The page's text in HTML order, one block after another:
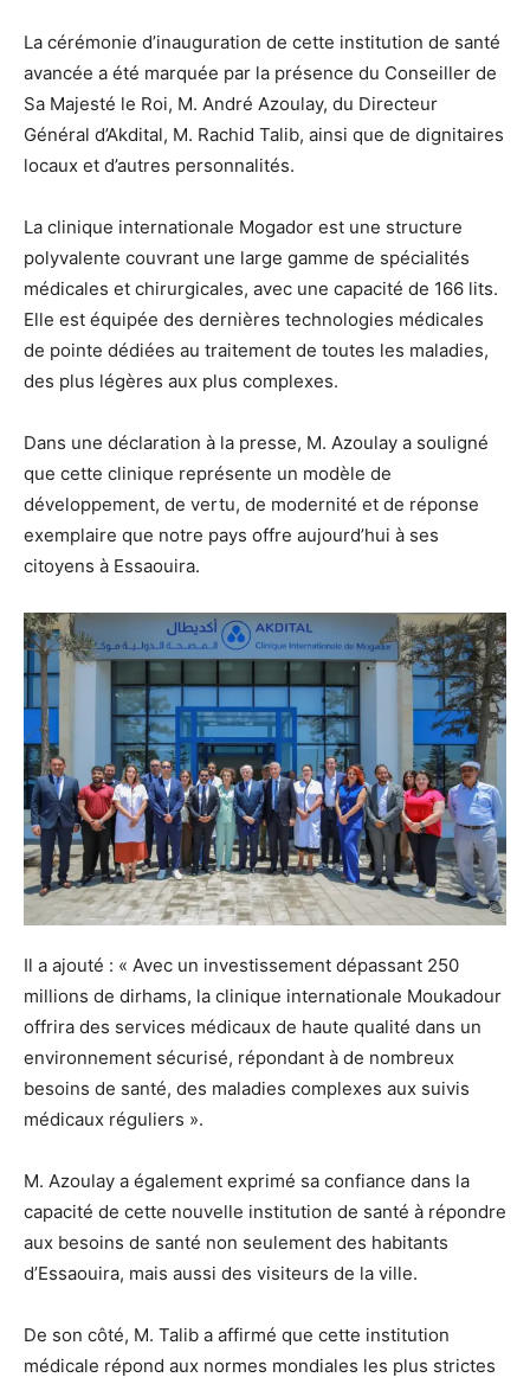
La cérémonie d’inauguration de cette institution de santé
avancée a été marquée par la présence du Conseiller de
Sa Majesté le Roi, M. André Azoulay, du Directeur
Général d’Akdital, M. Rachid Talib, ainsi que de dignitaires
locaux et d’autres personnalités.
La clinique internationale Mogador est une structure
polyvalente couvrant une large gamme de spécialités
médicales et chirurgicales, avec une capacité de 166 lits.
Elle est équipée des dernières technologies médicales
de pointe dédiées au traitement de toutes les maladies,
des plus légères aux plus complexes.
Dans une déclaration à la presse, M. Azoulay a souligné
que cette clinique représente un modèle de
développement, de vertu, de modernité et de réponse
exemplaire que notre pays offre aujourd’hui à ses
citoyens à Essaouira.
Il a ajouté : « Avec un investissement dépassant 250
millions de dirhams, la clinique internationale Moukadour
offrira des services médicaux de haute qualité dans un
environnement sécurisé, répondant à de nombreux
besoins de santé, des maladies complexes aux suivis
médicaux réguliers ».
M. Azoulay a également exprimé sa confiance dans la
capacité de cette nouvelle institution de santé à répondre
aux besoins de santé non seulement des habitants
d’Essaouira, mais aussi des visiteurs de la ville.
De son côté, M. Talib a affirmé que cette institution
médicale répond aux normes mondiales les plus strictes